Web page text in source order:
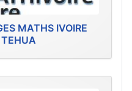
MATHS IVOIRE